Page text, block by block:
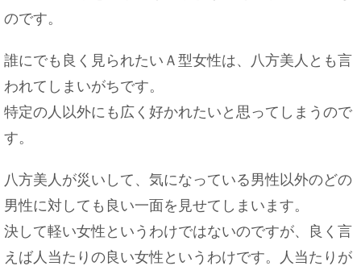
のです。
誰にでも良く見られたいＡ型女性は、八方美人とも言
われてしまいがちです。
特定の人以外にも広く好かれたいと思ってしまうので
す。
八方美人が災いして、気になっている男性以外のどの
男性に対しても良い一面を見せてしまいます。
決して軽い女性というわけではないのですが、良く言
えば人当たりの良い女性というわけです。人当たりが